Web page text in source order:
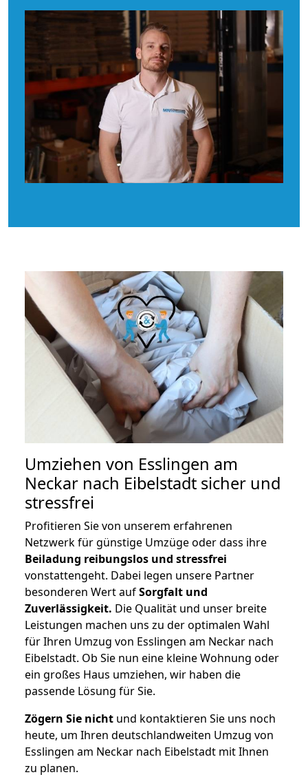
Umziehen von Esslingen am
Neckar nach Eibelstadt sicher und
stressfrei
Profitieren Sie von unserem erfahrenen
Netzwerk für günstige Umzüge oder dass ihre
Beiladung reibungslos und stressfrei
vonstattengeht. Dabei legen unsere Partner
besonderen Wert aufSorgfalt und
Zuverlässigkeit. Die Qualität und unser breite
Leistungen machen uns zu der optimalen Wahl
für Ihren Umzug von Esslingen am Neckar nach
Eibelstadt. Ob Sie nun eine kleine Wohnung oder
ein großes Haus umziehen, wir haben die
passende Lösung für Sie.
Zögern Sie nicht und kontaktieren Sie uns noch
heute, um Ihren deutschlandweiten Umzug von
Esslingen am Neckar nach Eibelstadt mit Ihnen
zu planen.